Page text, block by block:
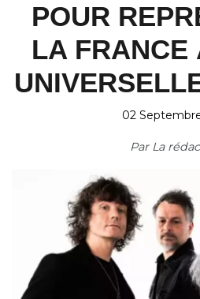
POUR
LA FRANCE
02
Par La